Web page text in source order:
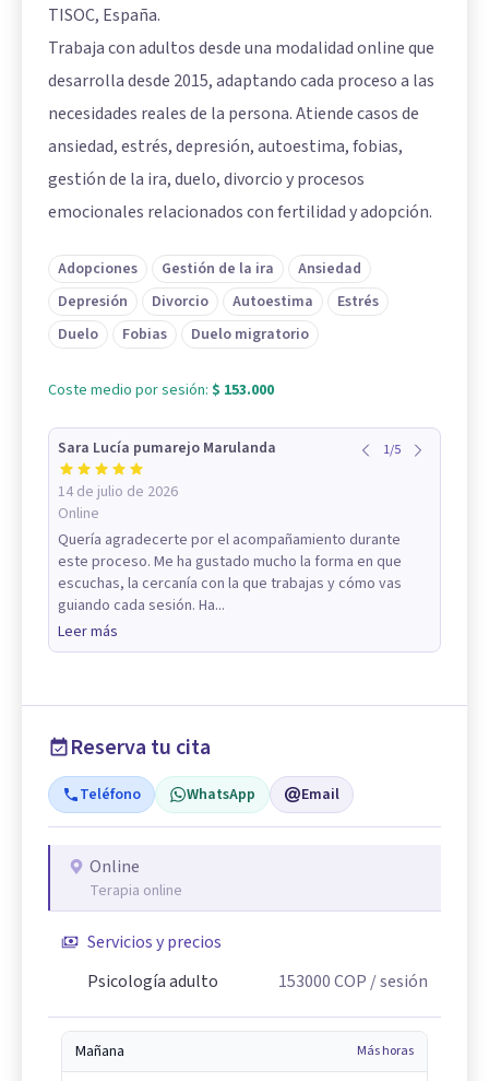
TISOC, España.
Trabaja con adultos desde una modalidad online que
desarrolla desde 2015, adaptando cada proceso a las
necesidades reales de la persona. Atiende casos de
ansiedad, estrés, depresión, autoestima, fobias,
gestión de la ira, duelo, divorcio y procesos
emocionales relacionados con fertilidad y adopción.
Adopciones Gestión de la ira
Ansiedad
Depresión
Divorcio Autoestima
Estrés
Duelo
Fobias Duelo migratorio
Coste medio por sesión: $ 153.000
Sara Lucía pumarejo Marulanda
14 de julio de 2026
Online
1/5
Quería agradecerte por el acompañamiento durante
este proceso. Me ha gustado mucho la forma en que
escuchas, la cercanía con la que trabajas y cómo vas
guiando cada sesión. Ha...
Leer más
Reserva tu cita
Teléfono WhatsApp Email
Online
Terapia online
Servicios y precios
Psicología adulto
153000COP / sesión
Mañana Más horas